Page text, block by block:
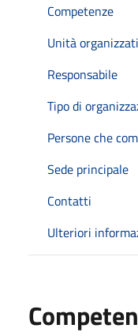
Competenze
Unità
Responsabile
Tipo di
Persone che
Sede principale
Contatti
Ulteriori